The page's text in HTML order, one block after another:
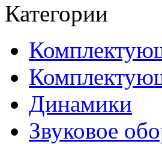
Категории
Динамики
Звуковое